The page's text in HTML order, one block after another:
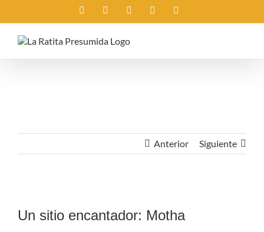
Instagram Facebook
Anterior Siguiente
más
Un sitio encantador: Motha